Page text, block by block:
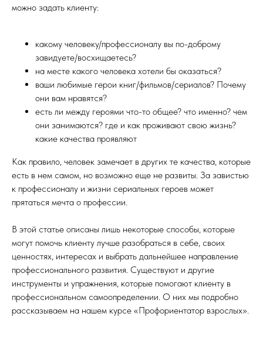
можно задать клиенту:
какому человеку/профессионалу вы по-доброму
завидуете/восхищаетесь?
на месте какого человека хотели бы оказаться?
ваши любимые герои книг/фильмов/сериалов? Почему
они вам нравятся?
есть ли между героями что-то общее? что именно? чем
они занимаются? где и как проживают свою жизнь?
какие качества проявляют
Как правило, человек замечает в других те качества, которые
есть в нем самом, но возможно еще не развиты. За завистью
к профессионалу и жизни сериальных героев может
прятаться мечта о профессии.
В этой статье описаны лишь некоторые способы, которые
могут помочь клиенту лучше разобраться в себе, своих
ценностях, интересах и выбрать дальнейшее направление
профессионального развития. Существуют и другие
инструменты и упражнения, которые помогают клиенту в
профессиональном самоопределении. О них мы подробно
рассказываем на нашем курсе «Профориентатор взрослых».